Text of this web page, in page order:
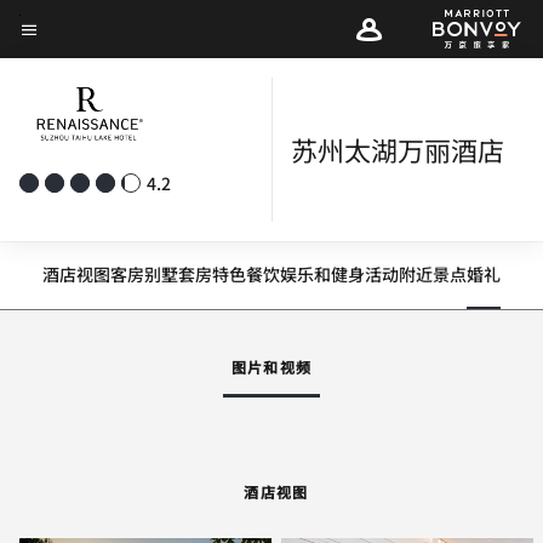
Skip
to
content
菜单文本
4.2
苏州太湖万丽酒店
酒店视图客房别墅套房特色餐饮娱乐和健身活动附近景点婚礼
图片和视频
酒店视图